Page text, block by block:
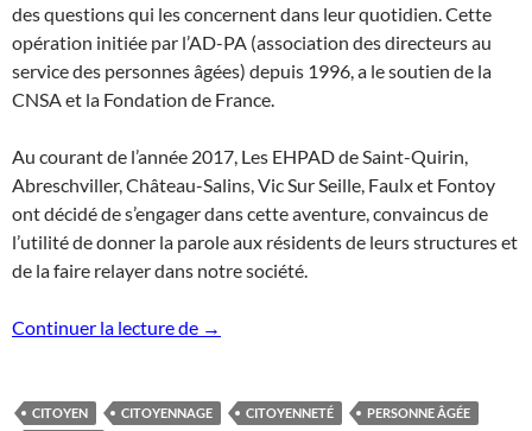
des questions qui les concernent dans leur quotidien. Cette
opération initiée par l’AD-PA (association des directeurs au
service des personnes âgées) depuis 1996, a le soutien de la
CNSA et la Fondation de France.
Au courant de l’année 2017, Les EHPAD de Saint-Quirin,
Abreschviller, Château-Salins, Vic Sur Seille, Faulx et Fontoy
ont décidé de s’engager dans cette aventure, convaincus de
l’utilité de donner la parole aux résidents de leurs structures et
de la faire relayer dans notre société.
Continuer la lecture de 17 Octobre: Colloque Citoyennage
→
CITOYEN CITOYENNAGE CITOYENNETÉ
PERSONNE ÂGÉE